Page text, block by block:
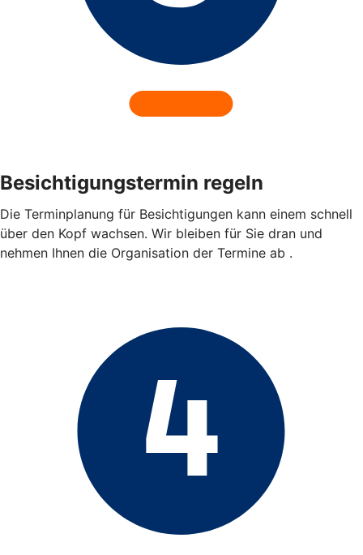
Besichtigungstermin regeln
Die Terminplanung für Besichtigungen kann einem schnell
über den Kopf wachsen. Wir bleiben für Sie dran und
nehmen Ihnen die Organisation der Termine ab .